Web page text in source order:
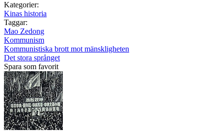
Kategorier:
Kinas historia
Taggar:
Mao Zedong
Kommunism
Kommunistiska brott mot mänskligheten
Det stora språnget
Spara som favorit